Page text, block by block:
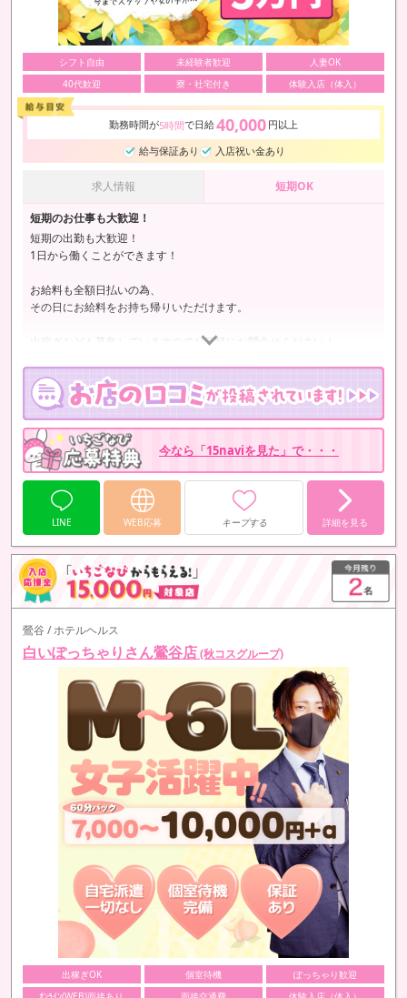
シフト自由 未経験者歓迎
人妻OK
40代歓迎
寮・社宅付き 体験入店（体入）
勤務時間が5時間で日給40,000 円以上
給与保証あり
入店祝い金あり
求人情報 短期OK
短期のお仕事も大歓迎！
短期の出勤も大歓迎！
1日から働くことができます！
お給料も全額日払いの為、
その日にお給料をお持ち帰りいただけます。
出稼ぎなども募集していますのでお気軽にお問合せください！
今なら「15naviを見た」で・・・
LINE WEB応募 キープする 詳細を見る
鶯谷 / ホテルヘルス
白いぽっちゃりさん鶯谷店(秋コスグループ)
出稼ぎOK 個室待機
ぽっちゃり歓迎